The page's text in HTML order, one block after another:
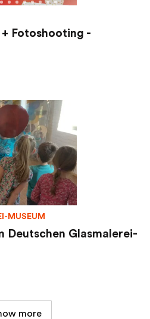
Fotoshooting -
MUSEUM
Deutschen Glasmalerei-
more